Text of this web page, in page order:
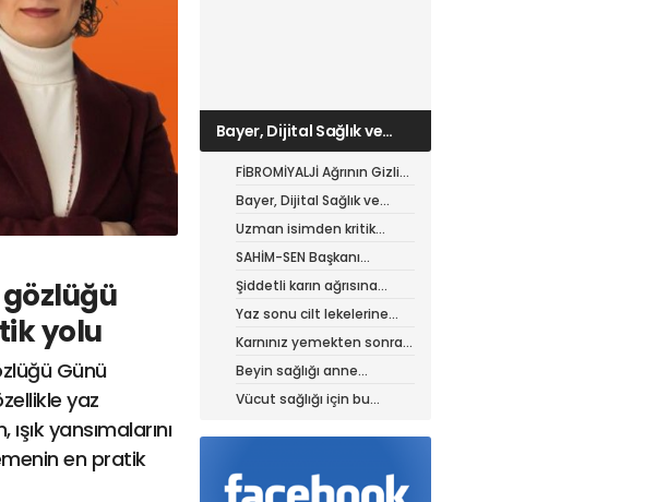
yolu
Günü
yaz
yansımalarını
en pratik
Bayer, Dijital Sağlık ve
Tarım Girişimleri Haritası
Başvurularını Başlattı
FİBROMİYALJİ Ağrının Gizli
Alfabesi: Tabakta Biten
Sancı, Çatalla Başlayan
Şifa
Bayer, Dijital Sağlık ve
Tarım Girişimleri Haritası
Başvurularını Başlattı
Uzman isimden kritik
ürolojik sorun uyarısı
SAHİM-SEN Başkanı
Akarken: Kalıcı çözüm şart
Şiddetli karın ağrısına
dikkat
Yaz sonu cilt lekelerine
karşı önlem zamanı
Karnınız yemekten sonra
neden şişiyor?
Beyin sağlığı anne
karnında başlıyor!
Vücut sağlığı için bu